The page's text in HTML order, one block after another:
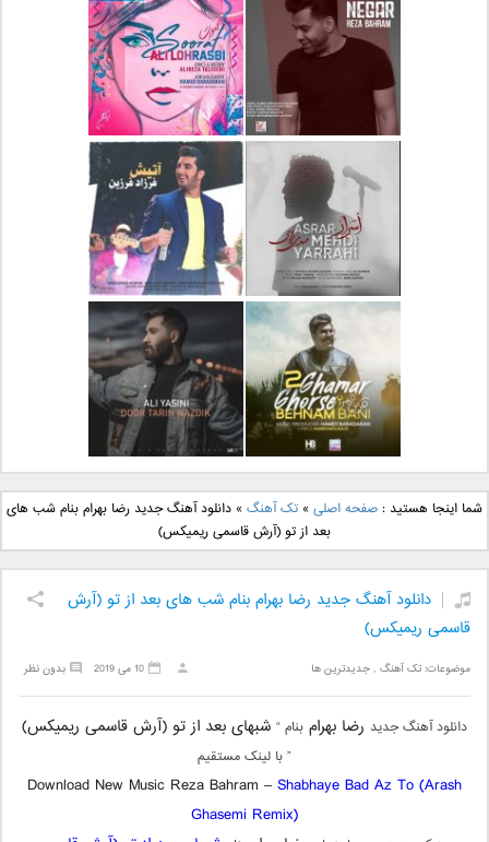
دانلود آلبوم جدید سیروان
خسروی بنام مونولوگ
دانلود آهنگ جدید علیرضا
قربانی بنام خیال خوش
دانلود آهنگ جدید رضا
بهرام بنام نگار
دانلود آهنگ جدید علی
لهراسبی بنام صورت
دانلود آهنگ جدید مهدی
یراحی بنام اسرار
دانلود آهنگ جدید فرزاد
فرزین بنام آتیش
دانلود آهنگ جدید بهنام
بانی بنام قرص قمر 2
دانلود آهنگ جدید علی
یاسینی بنام دورترین نزدیک
شما اینجا هستید :صفحه اصلی »تک آهنگ »دانلود آهنگ جدید رضا بهرام بنام شب های
بعد از تو (آرش قاسمی ریمیکس)
دانلود آهنگ جدید رضا بهرام بنام شب های بعد از تو (آرش
قاسمی ریمیکس)
موضوعات:تک آهنگ ,جدیدترین ها بدون نظر 10 می 2019
دانلود آهنگ جدید رضا بهرام بنام “ شبهای بعد از تو (آرش قاسمی ریمیکس)
” با لینک مستقیم
Download New Music Reza Bahram –Shabhaye Bad Az To (Arash
Ghasemi Remix)